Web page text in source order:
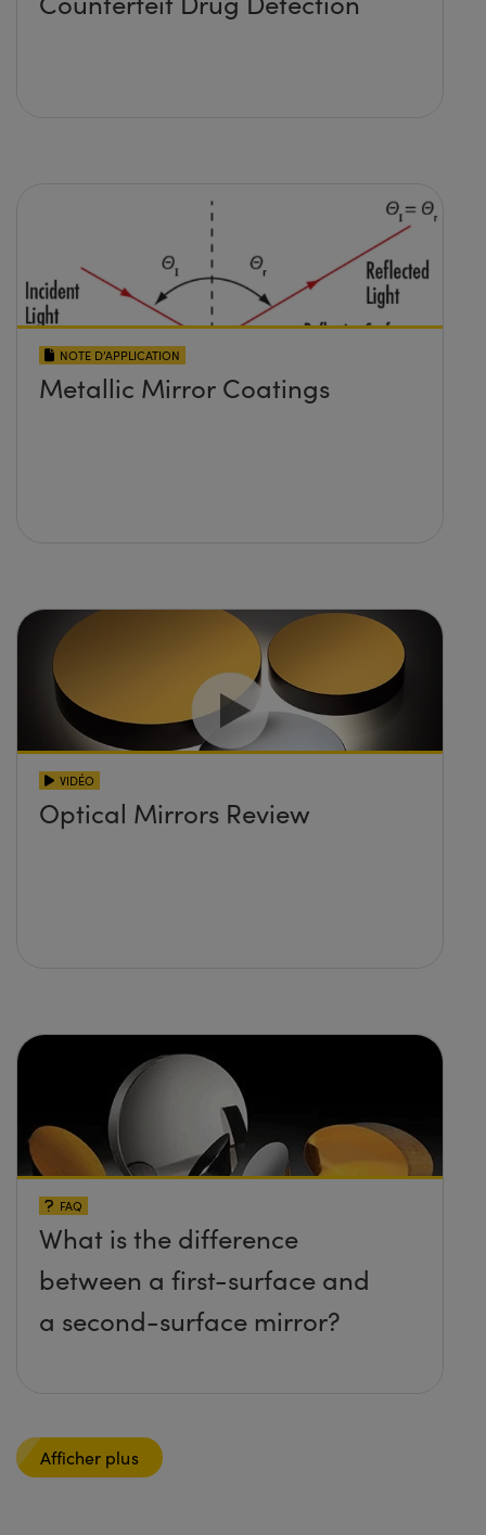
NOTE D’APPLICATION
Metallic Mirror Coatings
VIDÉO
Optical Mirrors Review
FAQ
What is the difference
between a first-surface and
a second-surface mirror?
Afficher plus